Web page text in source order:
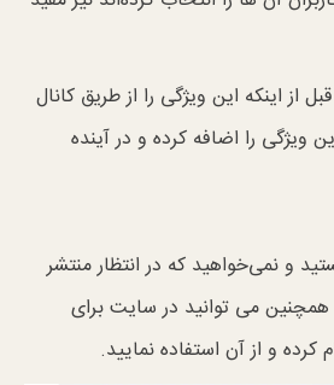
از اینکه این ویژگی را از طریق کانال
ویژگی را اضافه کرده و در آینده
و نمی‌خواهید که در انتظار منتشر
می توانید در سایت برای
و از آن استفاده نمایید.